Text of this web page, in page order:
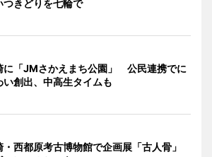
つきどりを七輪で
に「JMさかえまち公園」 公民連携でに
い創出、中高生タイムも
・西都原考古博物館で企画展「古人骨」